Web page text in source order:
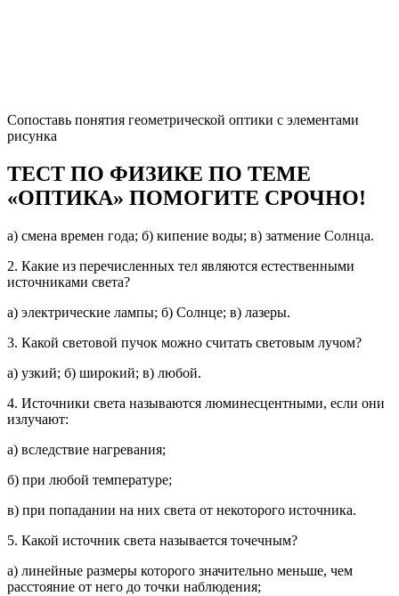
Сопоставь понятия геометрической оптики с элементами
рисунка
ТЕСТ ПО ФИЗИКЕ ПО ТЕМЕ
«ОПТИКА» ПОМОГИТЕ СРОЧНО!
а) смена времен года; б) кипение воды; в) затмение Солнца.
2. Какие из перечисленных тел являются естественными
источниками света?
а) электрические лампы; б) Солнце; в) лазеры.
3. Какой световой пучок можно считать световым лучом?
а) узкий; б) широкий; в) любой.
4. Источники света называются люминесцентными, если они
излучают:
а) вследствие нагревания;
б) при любой температуре;
в) при попадании на них света от некоторого источника.
5. Какой источник света называется точечным?
а) линейные размеры которого значительно меньше, чем
расстояние от него до точки наблюдения;